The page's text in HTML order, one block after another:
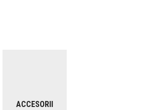
ACCESORII